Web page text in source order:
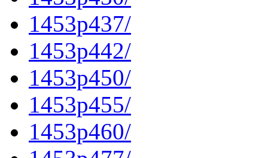
1453p437/
1453p442/
1453p450/
1453p455/
1453p460/